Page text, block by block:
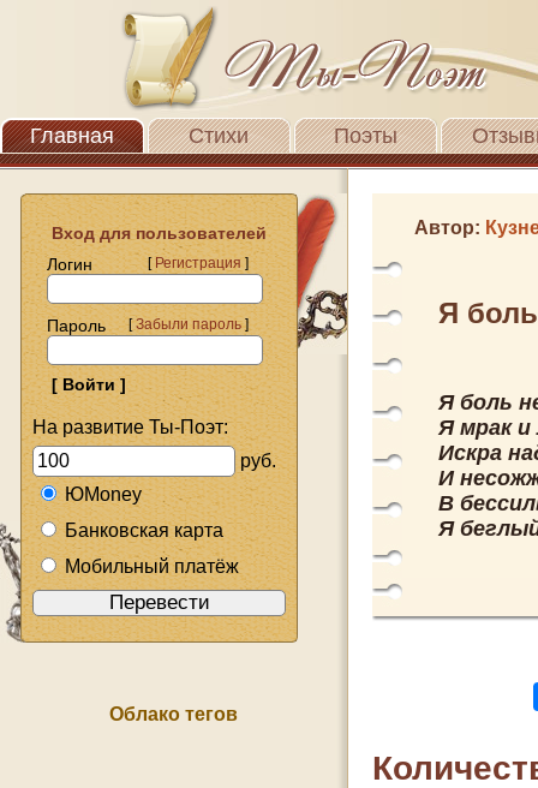
Главная Стихи Поэты
Вход для пользователей
Логин
[Регистрация]
Пароль [Забыли пароль]
На развитие Ты-Поэт:
руб.
ЮMoney
Банковская карта
Мобильный платёж
Облако тегов
Автор:
Я
Я боль
Я мрак и
Искра
И
В
Я